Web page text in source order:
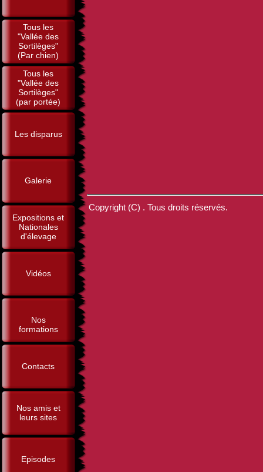
Tous les
"Vallée des
Sortilèges"
(Par chien)
Tous les
"Vallée des
Sortilèges"
(par portée)
Les disparus
Galerie
Expositions et
Nationales
d'élevage
Vidéos
Nos
formations
Contacts
Nos amis et
leurs sites
Episodes
Copyright (C) . Tous droits réservés.